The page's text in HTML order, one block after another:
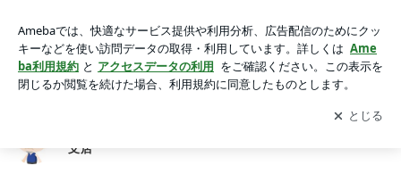
アプリをダウンロードして ブログの更新通知
を受け取りまし
ょう。
開く
支店